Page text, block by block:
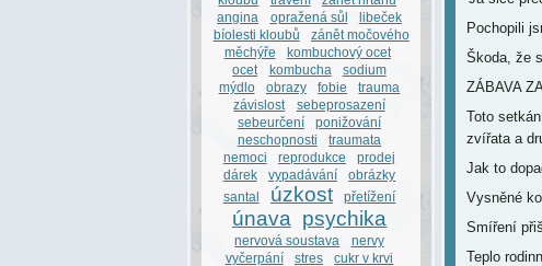
Pochopili
Škoda, že
ZÁBAVA
Toto
zvířata a
Jak to
Vysněné
Smíření
Teplo
angina
opražená sůl
libeček
bíolesti kloubů
zánět močového
měchýře
kombuchový ocet
ocet
kombucha
sodium
mýdlo
obrazy fobie
trauma
závislost
sebeprosazení
sebeurčení
ponižování
neschopnosti
traumata
nemoci
reprodukce
prodej
dárek
vypadávání
obrázky
santal
úzkost přetížení
únava psychika
nervová soustava
nervy
vyčerpání
stres
cukr v krvi